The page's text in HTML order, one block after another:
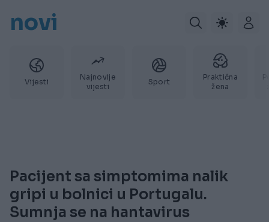
novi
Vijesti
Najnovije
vijesti
Sport
Praktična
žena
Pacijent sa simptomima nalik
gripi u bolnici u Portugalu.
Sumnja se na hantavirus